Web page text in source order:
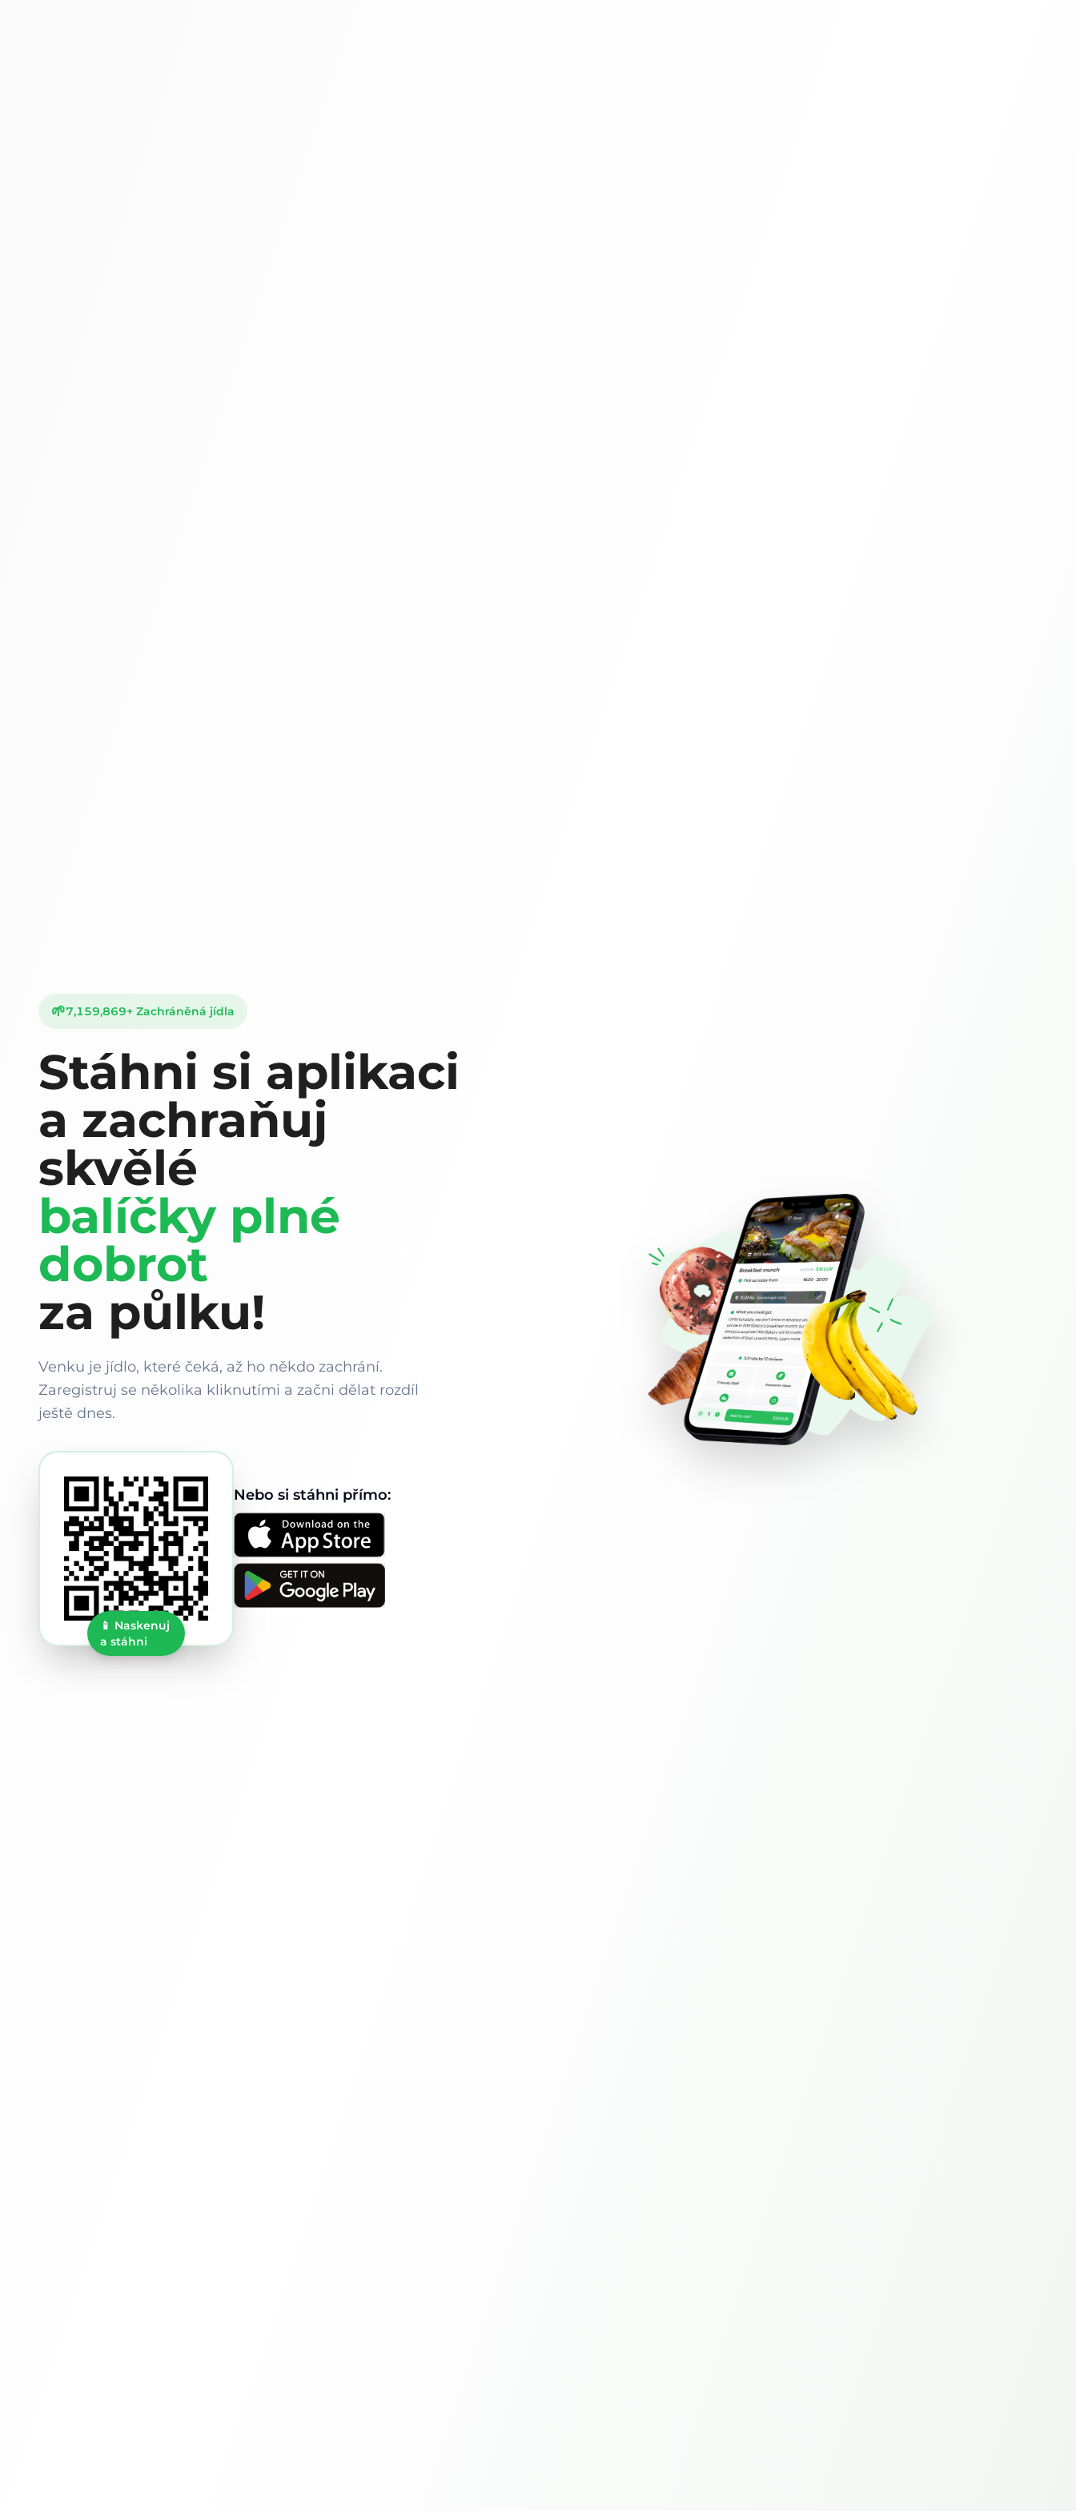
🌱7,159,869+ Zachráněná jídla
Stáhni si aplikaci
a zachraňuj
skvělé
balíčky plné
dobrot
za půlku!
Venku je jídlo, které čeká, až ho někdo zachrání.
Zaregistruj se několika kliknutími a začni dělat rozdíl
ještě dnes.
📱 Naskenuj
a stáhni
Nebo si stáhni přímo: